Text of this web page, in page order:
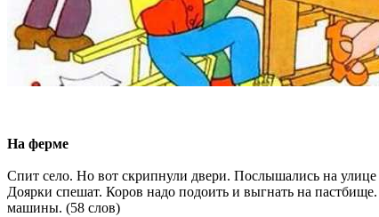
На ферме
Спит село. Но вот скрипнули двери. Послышались на
Доярки спешат. Коров надо подоить и выгнать на
машины. (58 слов)